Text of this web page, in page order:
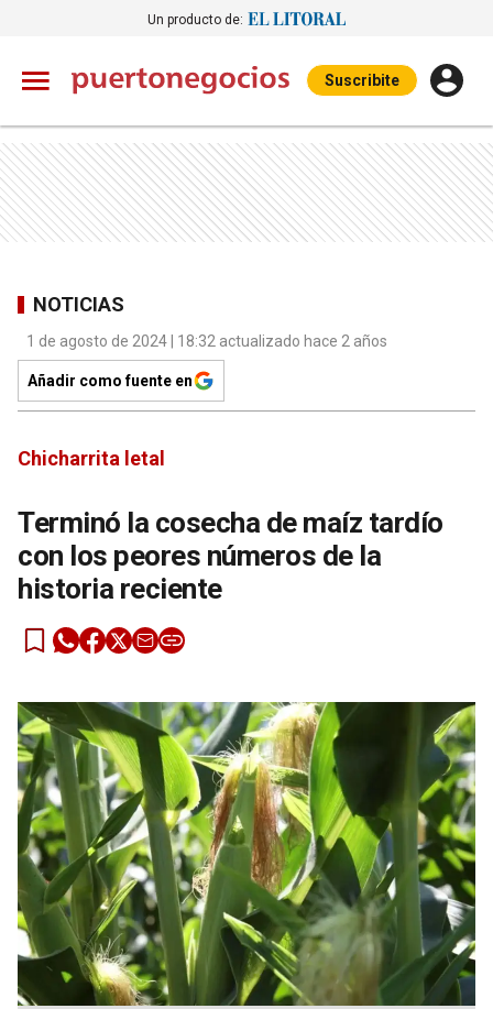
Un producto de:
Suscribite
NOTICIAS
1 de agosto de 2024 | 18:32 actualizado hace 2 años
Añadir como fuente en
Chicharrita letal
Terminó la cosecha de maíz tardío
con los peores números de la
historia reciente